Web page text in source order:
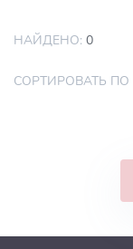
НАЙДЕНО: 0
СОРТИРОВАТЬ ПО